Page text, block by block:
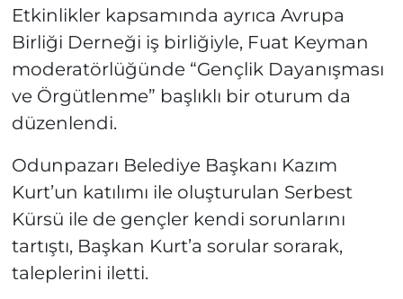
Etkinlikler kapsamında ayrıca Avrupa
Birliği Derneği iş birliğiyle, Fuat Keyman
moderatörlüğünde “Gençlik Dayanışması
ve Örgütlenme” başlıklı bir oturum da
düzenlendi.
Odunpazarı Belediye Başkanı Kazım
Kurt’un katılımı ile oluşturulan Serbest
Kürsü ile de gençler kendi sorunlarını
tartıştı, Başkan Kurt’a sorular sorarak,
taleplerini iletti.